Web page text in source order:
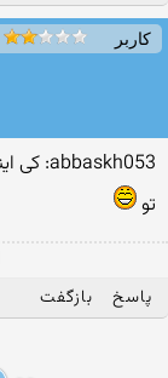
کاربر
abbaskh053: کی اینجا بی دینه
تو
پاسخ بازگفت